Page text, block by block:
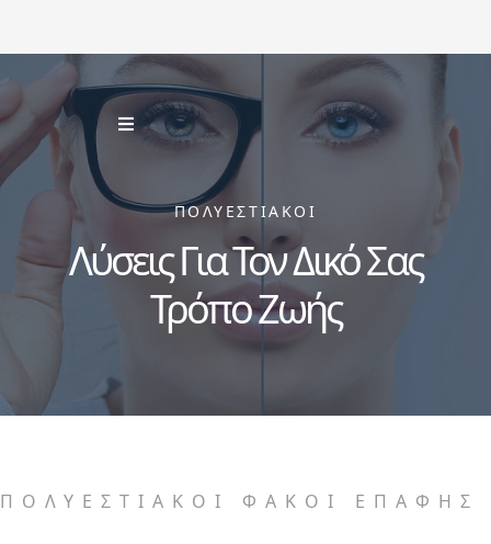
ΠΟΛΥΕΣΤΙΑΚΟΙ
Λύσεις Για Τον Δικό Σας
Τρόπο Ζωής
ΠΟΛΥΕΣΤΙΑΚΟΙ ΦΑΚΟΙ ΕΠΑΦΗΣ